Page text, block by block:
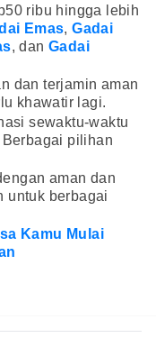
ribu hingga lebih
Emas,Gadai
, danGadai
dan terjamin aman
khawatir lagi.
sewaktu-waktu
pilihan
aman dan
untuk berbagai
Kamu Mulai